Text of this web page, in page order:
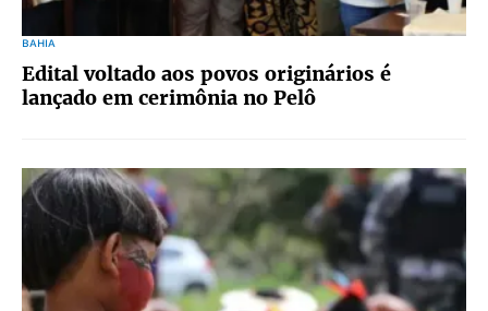
BAHIA
Edital voltado aos povos originários é
lançado em cerimônia no Pelô